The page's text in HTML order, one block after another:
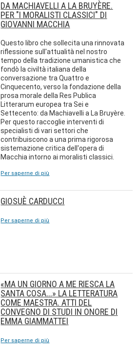
DA MACHIAVELLI A LA BRUYÈRE.
PER "I MORALISTI CLASSICI" DI
GIOVANNI MACCHIA
Questo libro che sollecita una rinnovata
riflessione sull'attualità nel nostro
tempo della tradizione umanistica che
fondò la civiltà italiana della
conversazione tra Quattro e
Cinquecento, verso la fondazione della
prosa morale della Res Publica
Litterarum europea tra Sei e
Settecento: da Machiavelli a La Bruyère.
Per questo raccoglie interventi di
specialisti di vari settori che
contribuiscono a una prima rigorosa
sistemazione critica dell'opera di
Macchia intorno ai moralisti classici.
Per saperne di più
GIOSUÈ CARDUCCI
Per saperne di più
«MA UN GIORNO A ME RIESCA LA
SANTA COSA...» LA LETTERATURA
COME MAESTRA. ATTI DEL
CONVEGNO DI STUDI IN ONORE DI
EMMA GIAMMATTEI
Per saperne di più